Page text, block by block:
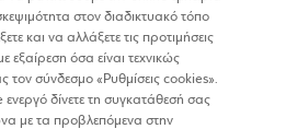
© 2026
Χρήσης
στον Διαδικτυακό Τόπο
στον διαδικτυακό τόπο
και να αλλάξετε τις προτιμήσεις
εξαίρεση όσα είναι τεχνικώς
σύνδεσμο «Ρυθμίσεις cookies».
δίνετε τη συγκατάθεσή σας
με τα προβλεπόμενα στην